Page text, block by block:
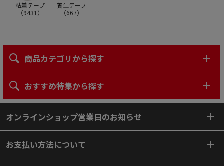
粘着テープ
（9431）
養生テープ
（667）
商品カテゴリから探す
おすすめ特集から探す
オンラインショップ営業日のお知らせ
お支払い方法について